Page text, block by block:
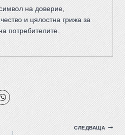
на доверие,
и цялостна грижа за
потребителите.
СЛЕДВАЩА